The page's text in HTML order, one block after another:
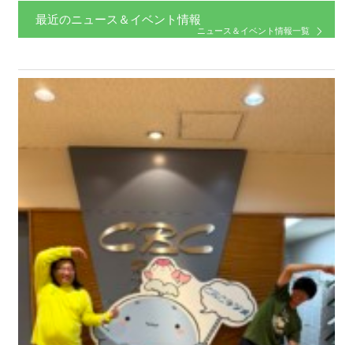
最近のニュース＆イベント情報
ニュース＆イベント情報一覧